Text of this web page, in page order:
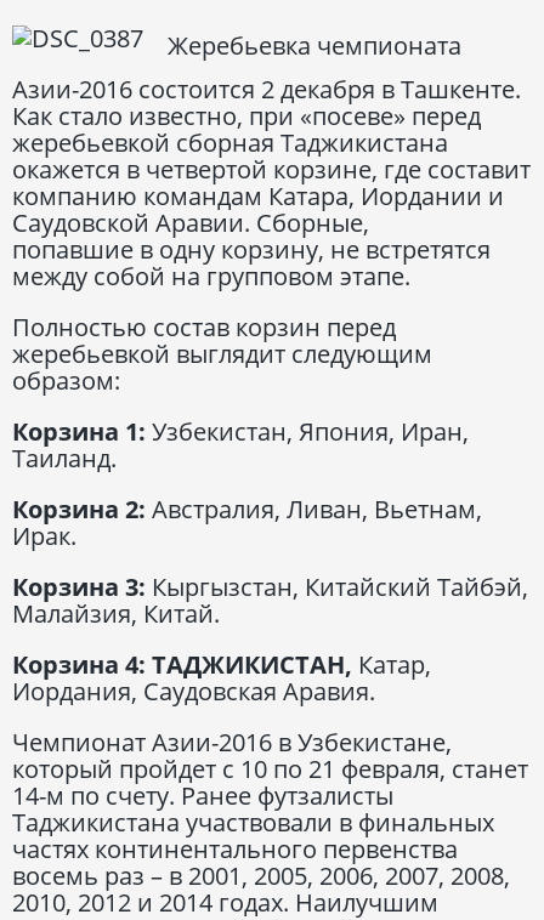
Жеребьевка чемпионата
Азии-2016 состоится 2 декабря в Ташкенте.
Как стало известно, при «посеве» перед
жеребьевкой сборная Таджикистана
окажется в четвертой корзине, где составит
компанию командам Катара, Иордании и
Саудовской Аравии. Сборные,
попавшие в одну корзину, не встретятся
между собой на групповом этапе.
Полностью состав корзин перед
жеребьевкой выглядит следующим
образом:
Корзина 1: Узбекистан, Япония, Иран,
Таиланд.
Корзина 2: Австралия, Ливан, Вьетнам,
Ирак.
Корзина 3: Кыргызстан, Китайский Тайбэй,
Малайзия, Китай.
Корзина 4: ТАДЖИКИСТАН, Катар,
Иордания, Саудовская Аравия.
Чемпионат Азии-2016 в Узбекистане,
который пройдет с 10 по 21 февраля, станет
14-м по счету. Ранее футзалисты
Таджикистана участвовали в финальных
частях континентального первенства
восемь раз – в 2001, 2005, 2006, 2007, 2008,
2010, 2012 и 2014 годах. Наилучшим